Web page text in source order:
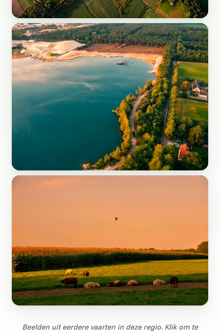
Beelden uit eerdere vaarten in deze regio. Klik om te